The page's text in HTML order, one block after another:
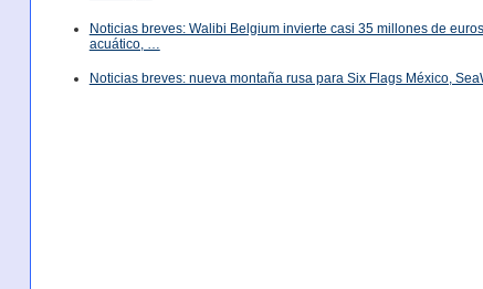
Noticias breves: Walibi Belgium invierte casi 35 millones de
acuático, …
Noticias breves: nueva montaña rusa para Six Flags México,